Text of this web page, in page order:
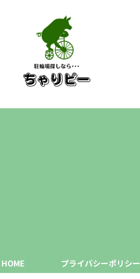
HOME プライバシーポリシー